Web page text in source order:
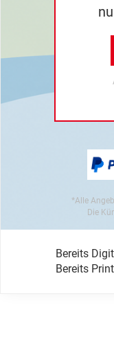
*Alle
Die
Bereits
Bereits